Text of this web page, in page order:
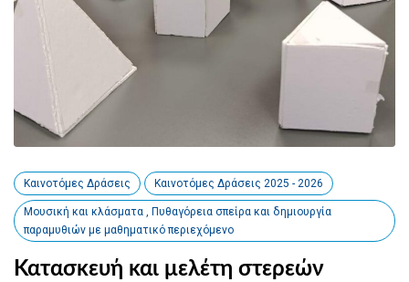
Καινοτόμες Δράσεις Καινοτόμες Δράσεις 2025 - 2026
Μουσική και κλάσματα , Πυθαγόρεια σπείρα και δημιουργία
παραμυθιών με μαθηματικό περιεχόμενο
Κατασκευή και μελέτη στερεών